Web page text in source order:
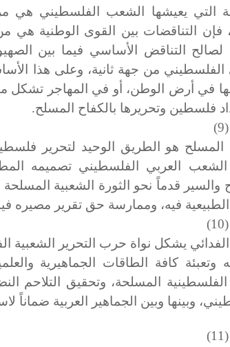
التي يعيشها الشعب الفلسطيني هي
فإن التناقضات بين القوى الوطنية هي
التناقض الأساسي فيما بين
الفلسطيني من جهة ثانية، وعلى هذا
في أرض الوطن، أو في المهاجر تشكل
فلسطين وتحريرها بالكفاح المسلح.
المسلح هو الطريق الوحيد لتحرير
الشعب العربي الفلسطيني تصميمه
والسير قدماً نحو الثورة الشعبية
الطبيعية فيه، وممارسة حق تقرير مصيره
الفدائي يشكل نواة حرب التحرير الشعبية
وتعبئة كافة الطاقات الجماهيرية
الفلسطينية المسلحة، وتحقيق
وبينها وبين الجماهير العربية ضماناً